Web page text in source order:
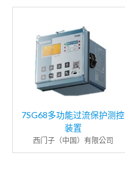
7SG68多功能过流保护测控
装置
西门子（中国）有限公司